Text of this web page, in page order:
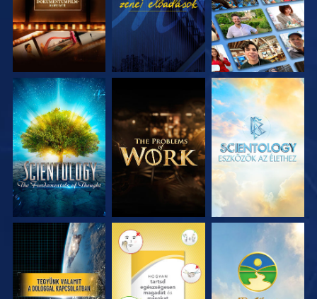
A SOROZAT
RÉSZEI
A SOROZAT
RÉSZEI
A SOROZAT
RÉSZEI
MŰSORNÉZÉS MŰSORNÉZÉS MŰSORNÉZÉS